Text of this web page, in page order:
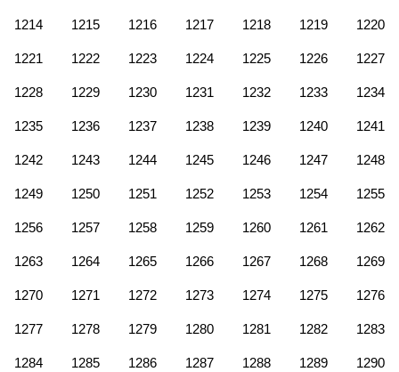
1214 1215 1216 1217 1218 1219 1220
1221 1222 1223 1224 1225 1226 1227
1228 1229 1230 1231 1232 1233 1234
1235 1236 1237 1238 1239 1240 1241
1242 1243 1244 1245 1246 1247 1248
1249 1250 1251 1252 1253 1254 1255
1256 1257 1258 1259 1260 1261 1262
1263 1264 1265 1266 1267 1268 1269
1270 1271 1272 1273 1274 1275 1276
1277 1278 1279 1280 1281 1282 1283
1284 1285 1286 1287 1288 1289 1290